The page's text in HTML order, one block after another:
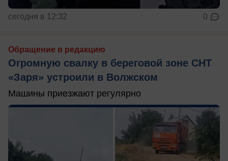
сегодня в 12:32 0
Обращение в редакцию
Огромную свалку в береговой зоне СНТ
«Заря» устроили в Волжском
Машины приезжают регулярно